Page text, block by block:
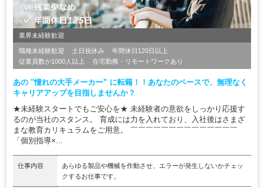
業界未経験歓迎
職種未経験歓迎 土日祝休み
年間休日120日以上
従業員数が1000人以上
在宅勤務・リモートワークあり
あの "憧れの大手メーカー” に転籍！！あなたのペースで、無理なく
キャリアアップを目指しませんか？
★未経験スタートでもご安心を★ 未経験者の意欲をしっかり応援す
るのが当社のスタンス。 育成には力を入れており、入社後はさまざ
まな教育カリキュラムをご用意。 ￣￣￣￣￣￣￣￣￣￣￣￣￣￣
「個別指導×...
仕事内容
あらゆる製品や機械を作動させ、エラーが発生しないかチェッ
クするお仕事です。